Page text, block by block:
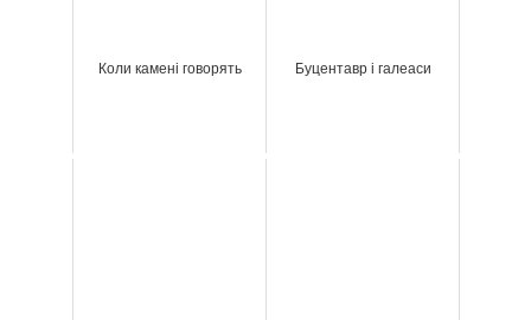
Коли камені говорять Буцентавр і галеаси